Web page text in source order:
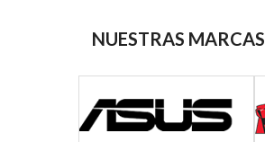
NUESTRAS MARCAS